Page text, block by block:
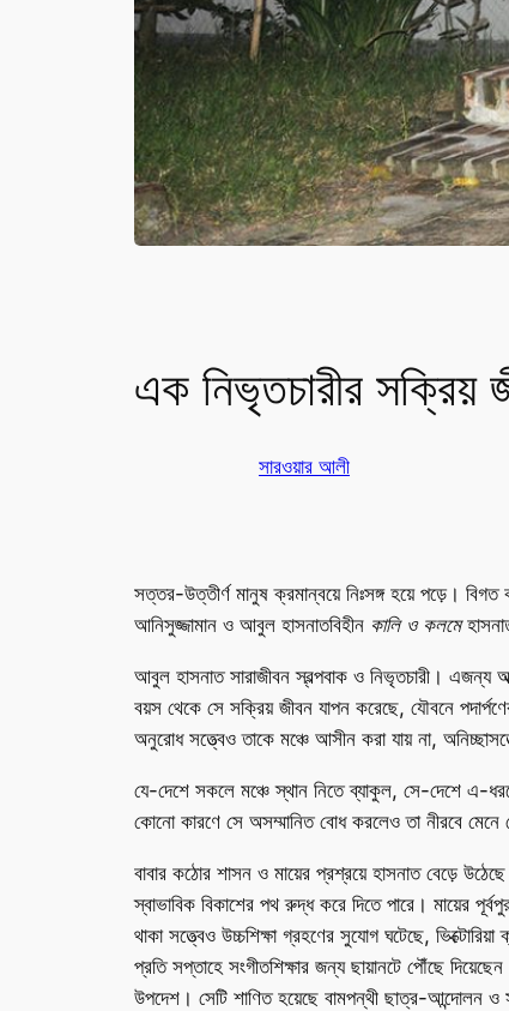
এক নিভৃতচারীর সক্রিয়
সারওয়ার আলী
সত্তর-উত্তীর্ণ মানুষ ক্রমান্বয়ে নিঃসঙ্গ হয়ে পড়ে।
আনিসুজ্জামান ও আবুল হাসনাতবিহীন কালি ও কলমে
আবুল হাসনাত সারাজীবন স্বল্পবাক ও নিভৃতচারী। এজন্য
বয়স থেকে সে সক্রিয় জীবন যাপন করেছে, যৌবনে
অনুরোধ সত্ত্বেও তাকে মঞ্চে আসীন করা যায় না,
যে-দেশে সকলে মঞ্চে স্থান নিতে ব্যাকুল, সে-দেশে এ-
কোনো কারণে সে অসম্মানিত বোধ করলেও তা নীরবে
বাবার কঠোর শাসন ও মায়ের প্রশ্রয়ে হাসনাত বেড়ে
স্বাভাবিক বিকাশের পথ রুদ্ধ করে দিতে পারে। মায়ের
থাকা সত্ত্বেও উচ্চশিক্ষা গ্রহণের সুযোগ ঘটেছে,
প্রতি সপ্তাহে সংগীতশিক্ষার জন্য ছায়ানটে পৌঁছে
উপদেশ। সেটি শাণিত হয়েছে বামপন্থী ছাত্র-আন্দোলন ও